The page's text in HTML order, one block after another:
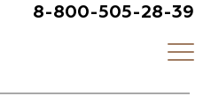
8-800-505-28-39